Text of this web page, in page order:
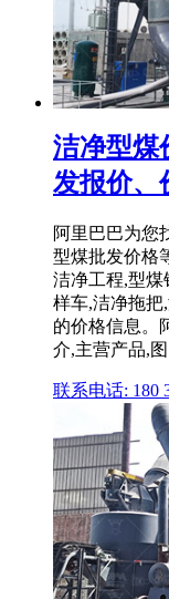
洁净型煤
发报价、
阿里巴巴为您
型煤批发价格
洁净工程,型煤
样车,洁净拖把
的价格信息。
介,主营产品,图
联系电话: 180